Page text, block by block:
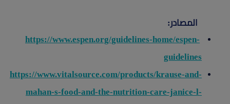
المصادر:
https://www.espen.org/guidelines-home/espen-
guidelines
https://www.vitalsource.com/products/krause-and-
mahan-s-food-and-the-nutrition-care-janice-l-